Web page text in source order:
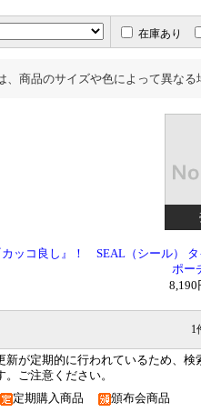
在庫あり
、商品のサイズや色によって異なる
カッコ良し』！ SEAL（シール）
ポー
8,190
1
が定期的に行われているため、
ご注意ください。
定期購入商品 頒布会商品